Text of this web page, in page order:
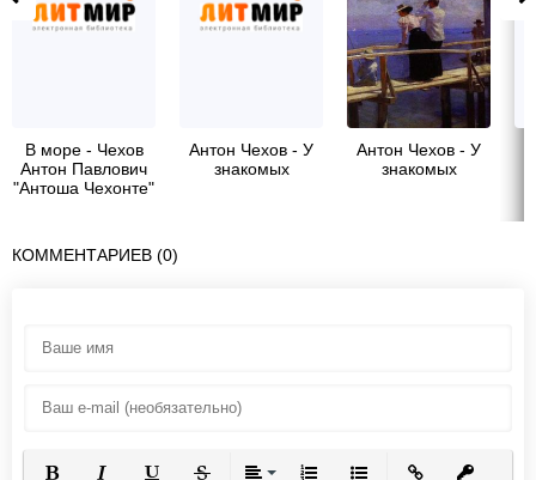
В море - Чехов
Антон Павлович
"Антоша Чехонте"
Антон Чехов - У
знакомых
Антон Чехов - У
знакомых
КОММЕНТАРИЕВ (0)